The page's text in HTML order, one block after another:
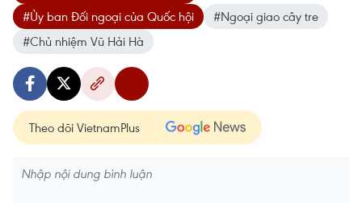
#Ủy ban Đối ngoại của Quốc hội
#Ngoại giao cây tre
#Chủ nhiệm Vũ Hải Hà
Theo dõi VietnamPlus